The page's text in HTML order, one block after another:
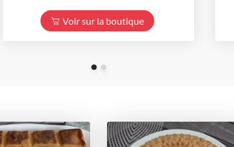
Voir sur la boutique